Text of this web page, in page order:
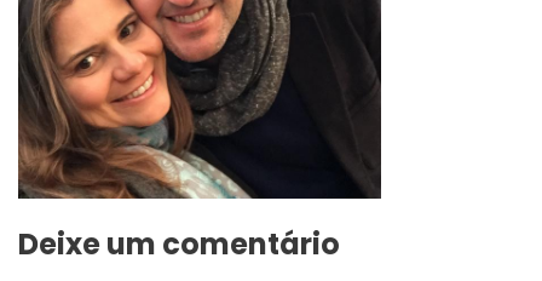
Deixe um comentário